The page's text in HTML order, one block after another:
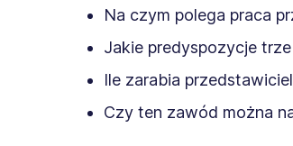
Na czym polega praca
Jakie predyspozycje
Ile zarabia
Czy ten zawód można